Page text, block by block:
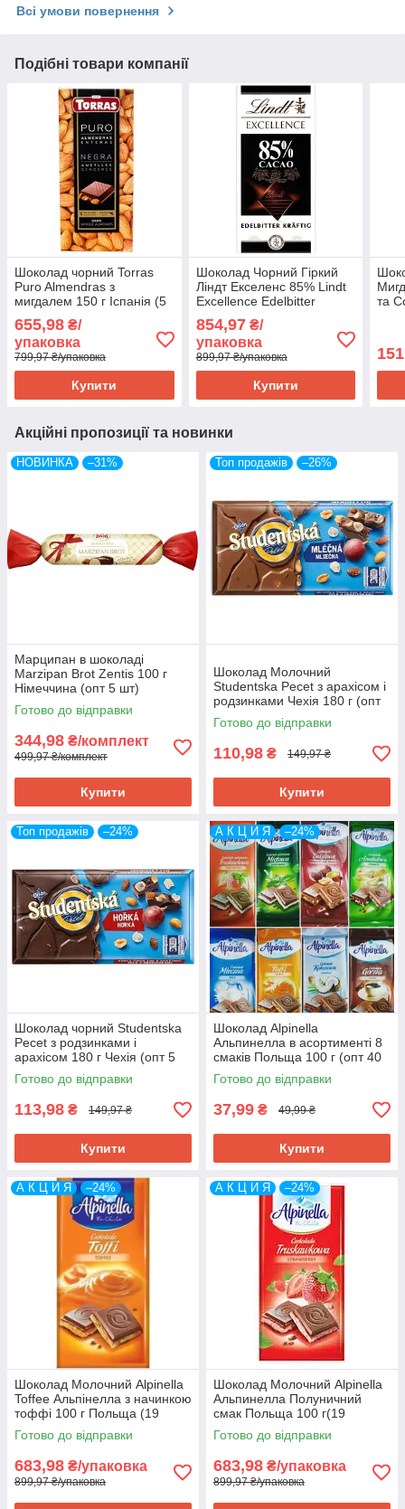
Всі умови повернення
Подібні товари компанії
Шоколад чорний Torras
Puro Almendras з
мигдалем 150 г Іспанія (5
шт./1 уп)
655,98 ₴/
упаковка
799,97 ₴/упаковка
Купити
Шоколад Чорний Гіркий
Ліндт Екселенс 85% Lindt
Excellence Edelbitter
Kraftig 100 г Швейцарія (5
шт./1 уп)
854,97₴/
упаковка
899,97 ₴/упаковка
Купити
та
г
Акційні пропозиції та новинки
НОВИНКА –31%
Марципан в шоколаді
Marzipan Brot Zentis 100 г
Німеччина (опт 5 шт)
Готово до відправки
344,98 ₴/комплект
499,97 ₴/комплект
Купити
Топ продажів –26%
Шоколад Молочний
Studentska Pecet з арахісом і
родзинками Чехія 180 г (опт
5 шт)
Готово до відправки
110,98 ₴ 149,97 ₴
Купити
Топ продажів –24%
Шоколад чорний Studentska
Pecet з родзинками і
арахісом 180 г Чехія (опт 5
шт)
Готово до відправки
113,98 ₴ 149,97 ₴
Купити
А К Ц И Я –24%
Шоколад Alpinella
Альпинелла в асортименті 8
смаків Польща 100 г (опт 40
шт)
Готово до відправки
37,99 ₴ 49,99 ₴
Купити
А К Ц И Я –24%
Шоколад Молочний Alpinella
Toffee Альпінелла з начинкою
тоффі 100 г Польща (19
шт./1уп)
Готово до відправки
683,98 ₴/упаковка
899,97 ₴/упаковка
А К Ц И Я –24%
Шоколад Молочний Alpinella
Альпинелла Полуничний
смак Польща 100 г(19
шт/1уп)
Готово до відправки
683,98 ₴/упаковка
899,97 ₴/упаковка